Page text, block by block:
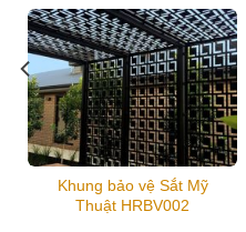
Khung bảo vệ Sắt Mỹ
Thuật HRBV002